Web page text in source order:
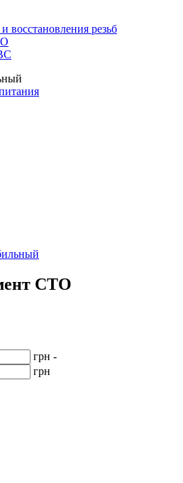
восстановления резьб
СТО
грн -
грн